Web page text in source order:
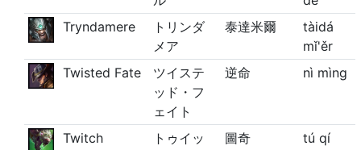
Tryndamere
トリンダ
メア
泰達米爾
tàidá
mǐ'ěr
Twisted Fate
ツイステ
ッド・フ
ェイト
逆命 nì mìng
Twitch
トゥイッ
圖奇 tú qí